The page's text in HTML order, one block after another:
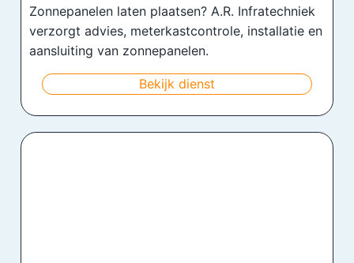
Zonnepanelen laten plaatsen? A.R. Infratechniek
verzorgt advies, meterkastcontrole, installatie en
aansluiting van zonnepanelen.
Bekijk dienst